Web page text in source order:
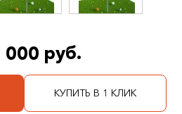
000 руб.
КУПИТЬ В 1 КЛИК